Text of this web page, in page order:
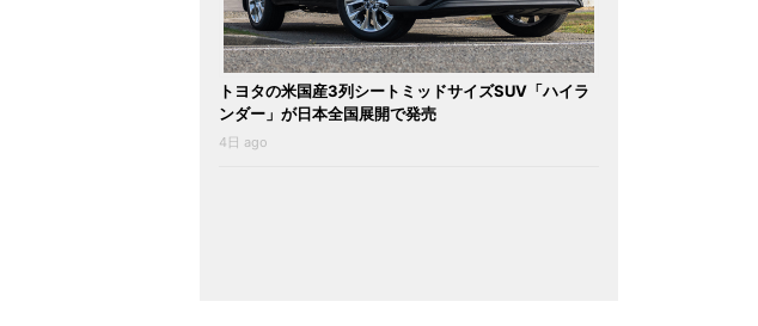
トヨタの米国産3列シートミッドサイズSUV「ハイラ
ンダー」が日本全国展開で発売
4日 ago